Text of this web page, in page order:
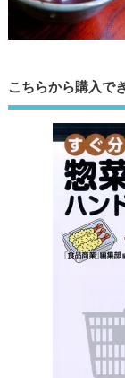
こちらから購入で